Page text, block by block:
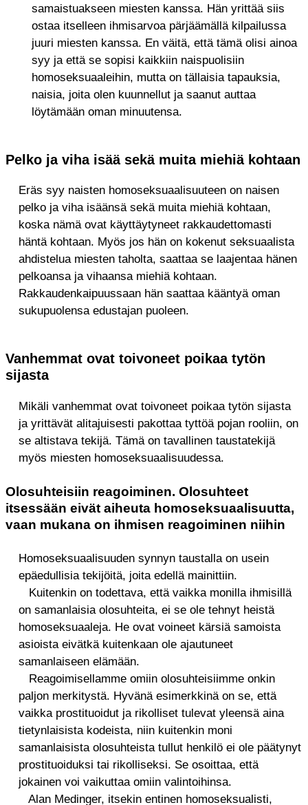
samaistuakseen miesten kanssa. Hän yrittää siis
ostaa itselleen ihmisarvoa pärjäämällä kilpailussa
juuri miesten kanssa. En väitä, että tämä olisi ainoa
syy ja että se sopisi kaikkiin naispuolisiin
homoseksuaaleihin, mutta on tällaisia tapauksia,
naisia, joita olen kuunnellut ja saanut auttaa
löytämään oman minuutensa.
Pelko ja viha isää sekä muita miehiä kohtaan
Eräs syy naisten homoseksuaalisuuteen on naisen
pelko ja viha isäänsä sekä muita miehiä kohtaan,
koska nämä ovat käyttäytyneet rakkaudettomasti
häntä kohtaan. Myös jos hän on kokenut seksuaalista
ahdistelua miesten taholta, saattaa se laajentaa hänen
pelkoansa ja vihaansa miehiä kohtaan.
Rakkaudenkaipuussaan hän saattaa kääntyä oman
sukupuolensa edustajan puoleen.
Vanhemmat ovat toivoneet poikaa tytön
sijasta
Mikäli vanhemmat ovat toivoneet poikaa tytön sijasta
ja yrittävät alitajuisesti pakottaa tyttöä pojan rooliin, on
se altistava tekijä. Tämä on tavallinen taustatekijä
myös miesten homoseksuaalisuudessa.
Olosuhteisiin reagoiminen. Olosuhteet
itsessään eivät aiheuta homoseksuaalisuutta,
vaan mukana on ihmisen reagoiminen niihin
Homoseksuaalisuuden synnyn taustalla on usein
epäedullisia tekijöitä, joita edellä mainittiin.
Kuitenkin on todettava, että vaikka monilla ihmisillä
on samanlaisia olosuhteita, ei se ole tehnyt heistä
homoseksuaaleja. He ovat voineet kärsiä samoista
asioista eivätkä kuitenkaan ole ajautuneet
samanlaiseen elämään.
Reagoimisellamme omiin olosuhteisiimme onkin
paljon merkitystä. Hyvänä esimerkkinä on se, että
vaikka prostituoidut ja rikolliset tulevat yleensä aina
tietynlaisista kodeista, niin kuitenkin moni
samanlaisista olosuhteista tullut henkilö ei ole päätynyt
prostituoiduksi tai rikolliseksi. Se osoittaa, että
jokainen voi vaikuttaa omiin valintoihinsa.
Alan Medinger, itsekin entinen homoseksualisti,